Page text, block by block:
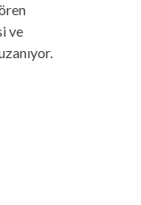
ve